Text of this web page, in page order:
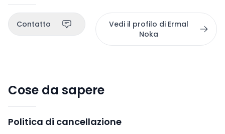
Contatto
Vedi il profilo di Ermal
Noka
Cose da sapere
Politica di cancellazione